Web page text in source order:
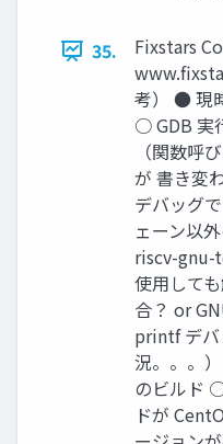
35.
Fixstars
考） ● 現
○ GDB 実
（関数呼
が 書き変
デバッグ
ェーン以
riscv-gnu-
使用して
合？ or
printf デバ
況。。。
のビルド
ドが